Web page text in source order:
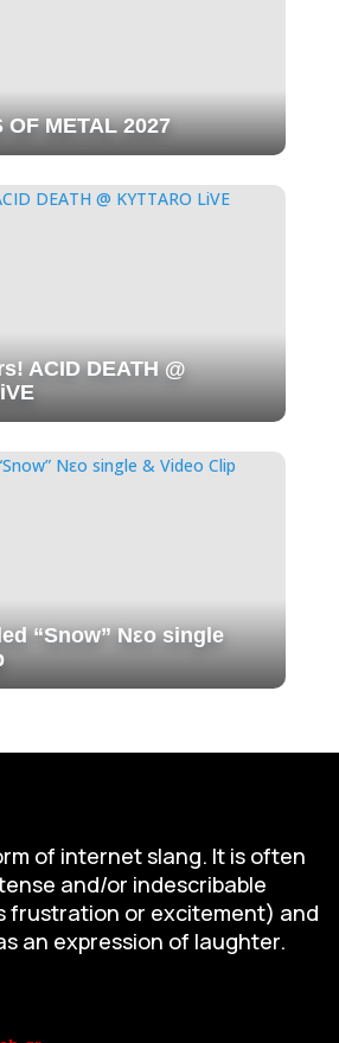
OF METAL 2027
ACID DEATH @
“Snow” Νεο single
of internet slang. It is often
and/or indescribable
frustration or excitement) and
an expression of laughter.